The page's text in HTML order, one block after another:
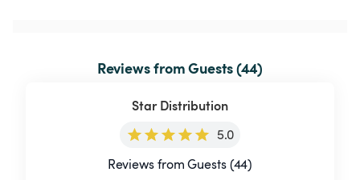
Reviews from Guests (44)
Star Distribution
5.0
Reviews from Guests (44)